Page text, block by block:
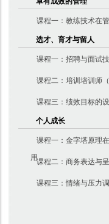
课程一：教练技术在
选才、育才与留人
课程一：招聘与面试
课程二：培训培训师（
课程三：绩效目标的
个人成长
课程一：金字塔原理
用课程二：商务表达与
课程三：情绪与压力